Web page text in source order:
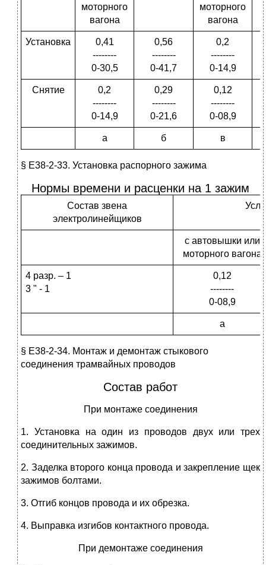
моторного
вагона
моторного
вагона
Установка
0,41
--------
0-30,5
0,56
--------
0-41,7
0,2
--------
0-14,9
Снятие
0,2
--------
0-14,9
0,29
--------
0-21,6
0,12
--------
0-08,9
а б в
§ Е38-2-33. Установка распорного зажима
Нормы времени и расценки на 1 зажим
Состав звена
электролинейщиков
с автовышки или
моторного вагона
4 разр. – 1
3 " - 1
0,12
--------
0-08,9
а
§ Е38-2-34. Монтаж и демонтаж стыкового
соединения трамвайных проводов
Состав работ
При монтаже соединения
1. Установка на один из проводов двух или трех
соединительных зажимов.
2. Заделка второго конца провода и закрепление щек
зажимов болтами.
3. Отгиб концов провода и их обрезка.
4. Выправка изгибов контактного провода.
При демонтаже соединения